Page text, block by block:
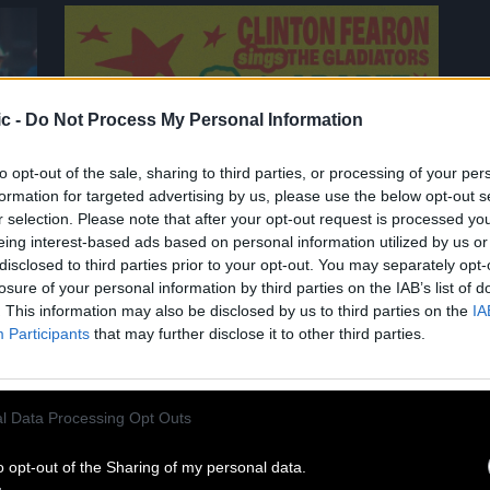
- Do Not Process My Personal Information
opt-out of the sale, sharing to third parties, or processing of your
for targeted advertising by us, please use the below opt-out
selection. Please note that after your opt-out request is processed
interest-based ads based on personal information utilized by us
to third parties prior to your opt-out. You may separately
of your personal information by third parties on the IAB’s list of
This information may also be disclosed by us to third parties on the
Participants that may further disclose it to other third parties.
Data Processing Opt Outs
opt-out of the Sharing of my personal data.
02.07
CLINTON FEARON CHANTE THE
GLADIATORS AU CABARET SAUVAGE !
Clinton Fearon reprend la route en
2027 pour une tournée historique
Gladiators ! Il passera par le Cabaret